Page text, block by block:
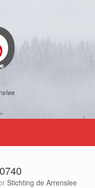
Stichting de Arrenslee